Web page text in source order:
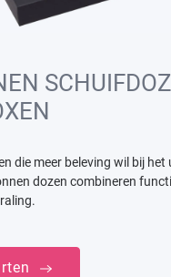
die meer beleving wil bij het
dozen combineren